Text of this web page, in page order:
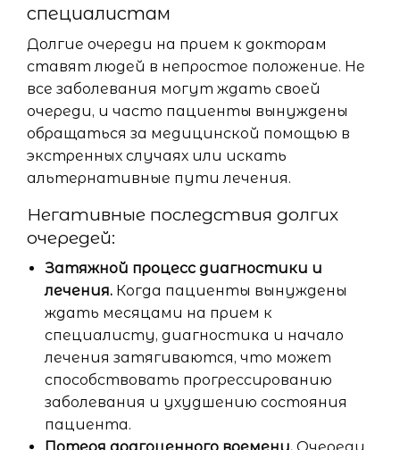
специалистам
Долгие очереди на прием к докторам
ставят людей в непростое положение. Не
все заболевания могут ждать своей
очереди, и часто пациенты вынуждены
обращаться за медицинской помощью в
экстренных случаях или искать
альтернативные пути лечения.
Негативные последствия долгих
очередей:
Затяжной процесс диагностики и
лечения. Когда пациенты вынуждены
ждать месяцами на прием к
специалисту, диагностика и начало
лечения затягиваются, что может
способствовать прогрессированию
заболевания и ухудшению состояния
пациента.